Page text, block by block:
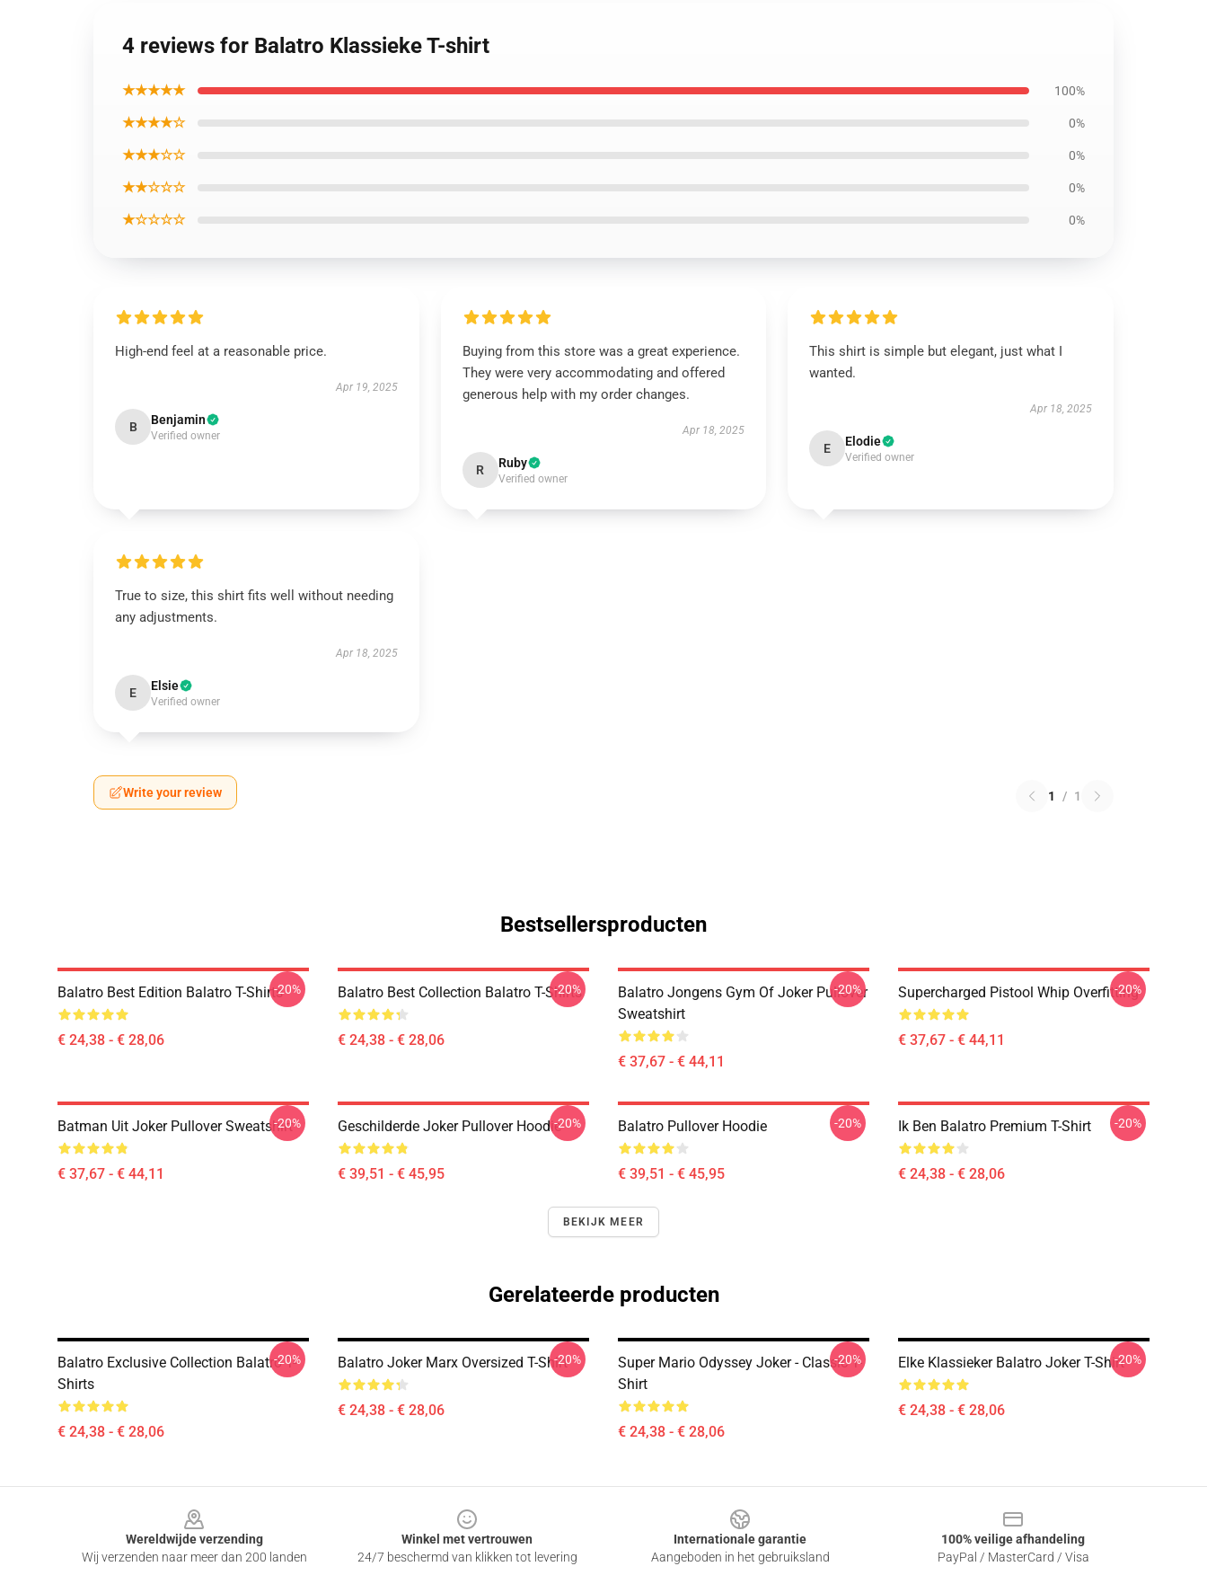
4 reviews for Balatro Klassieke T-shirt
★★★★★ 100%
★★★★☆ 0%
★★★☆☆ 0%
★★☆☆☆ 0%
★☆☆☆☆ 0%
High-end feel at a reasonable price.
Apr 19, 2025
B Benjamin
Verified owner
Buying from this store was a great experience.
They were very accommodating and offered
generous help with my order changes.
Apr 18, 2025
R Ruby
Verified owner
This shirt is simple but elegant, just what I
wanted.
Apr 18, 2025
E Elodie
Verified owner
True to size, this shirt fits well without needing
any adjustments.
Apr 18, 2025
E Elsie
Verified owner
Write your review 1 / 1
Bestsellersproducten
Balatro Best Edition Balatro T-Shirts
€ 24,38 - € 28,06
-20% Balatro Best Collection Balatro T-Shirts
€ 24,38 - € 28,06
-20%
Balatro Jongens Gym Of Joker Pullover
Sweatshirt
€ 37,67 - € 44,11
-20% Supercharged Pistool Whip Overfitting
€ 37,67 - € 44,11
-20%
Batman Uit Joker Pullover Sweatshirt
€ 37,67 - € 44,11
-20% Geschilderde Joker Pullover Hoodie
€ 39,51 - € 45,95
-20% Balatro Pullover Hoodie
€ 39,51 - € 45,95
-20% Ik Ben Balatro Premium T-Shirt
€ 24,38 - € 28,06
-20%
BEKIJK MEER
Gerelateerde producten
Balatro Exclusive Collection Balatro T-
Shirts
€ 24,38 - € 28,06
-20% Balatro Joker Marx Oversized T-Shirt
€ 24,38 - € 28,06
-20%
Super Mario Odyssey Joker - Classic T-
Shirt
€ 24,38 - € 28,06
-20% Elke Klassieker Balatro Joker T-Shirt
€ 24,38 - € 28,06
-20%
Wereldwijde verzending
Wij verzenden naar meer dan 200 landen
Winkel met vertrouwen
24/7 beschermd van klikken tot levering
Internationale garantie
Aangeboden in het gebruiksland
100% veilige afhandeling
PayPal / MasterCard / Visa